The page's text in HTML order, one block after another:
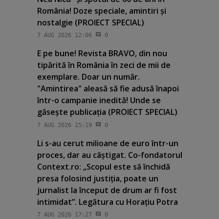
România! Doze speciale, amintiri şi
nostalgie (PROIECT SPECIAL)
7 AUG 2026 12:06 0
E pe bune! Revista BRAVO, din nou
tipărită în România în zeci de mii de
exemplare. Doar un număr.
"Amintirea" aleasă să fie adusă înapoi
într-o campanie inedită! Unde se
găseşte publicaţia (PROIECT SPECIAL)
7 AUG 2026 15:19 0
Li s-au cerut milioane de euro într-un
proces, dar au câştigat. Co-fondatorul
Context.ro: „Scopul este să închidă
presa folosind justiţia, poate un
jurnalist la început de drum ar fi fost
intimidat”. Legătura cu Horaţiu Potra
7 AUG 2026 17:27 0